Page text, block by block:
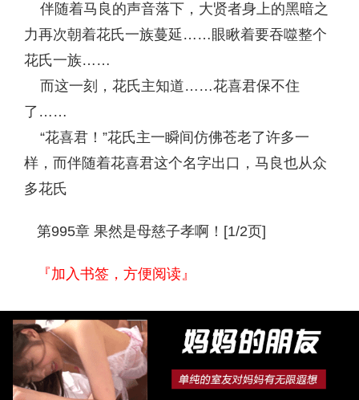
伴随着马良的声音落下，大贤者身上的黑暗之
力再次朝着花氏一族蔓延……眼瞅着要吞噬整个
花氏一族……
而这一刻，花氏主知道……花喜君保不住
了……
“花喜君！”花氏主一瞬间仿佛苍老了许多一
样，而伴随着花喜君这个名字出口，马良也从众
多花氏
第995章 果然是母慈子孝啊！[1/2页]
『加入书签，方便阅读』